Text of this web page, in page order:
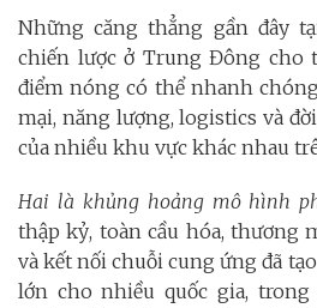
Những căng thẳng gần đây
chiến lược ở Trung Đông cho
điểm nóng có thể nhanh
mại, năng lượng, logistics và
của nhiều khu vực khác nhau
Hai là khủng hoảng mô hình
thập kỷ, toàn cầu hóa, thương
và kết nối chuỗi cung ứng đã
lớn cho nhiều quốc gia, trong